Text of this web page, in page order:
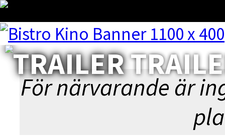
◀︎
För närvarande är